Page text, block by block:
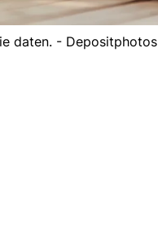
daten. - Depositphotos